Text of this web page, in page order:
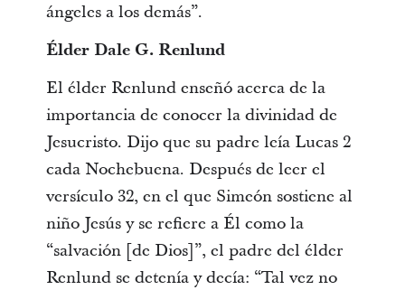
ángeles a los demás”.
Élder Dale G. Renlund
El élder Renlund enseñó acerca de la
importancia de conocer la divinidad de
Jesucristo. Dijo que su padre leía Lucas 2
cada Nochebuena. Después de leer el
versículo 32, en el que Simeón sostiene al
niño Jesús y se refiere a Él como la
“salvación [de Dios]”, el padre del élder
Renlund se detenía y decía: “Tal vez no